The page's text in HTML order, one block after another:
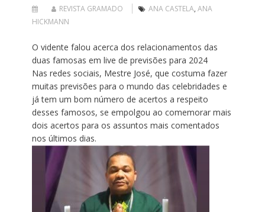
REVISTA GRAMADO ANA CASTELA, ANA
HICKMANN
O vidente falou acerca dos relacionamentos das
duas famosas em live de previsões para 2024
Nas redes sociais, Mestre José, que costuma fazer
muitas previsões para o mundo das celebridades e
já tem um bom número de acertos a respeito
desses famosos, se empolgou ao comemorar mais
dois acertos para os assuntos mais comentados
nos últimos dias.